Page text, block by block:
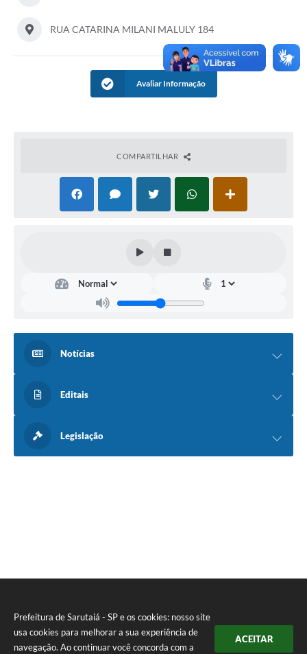
Prefeitura de Sarutaiá - SP e os cookies: nosso site
usa cookies para melhorar a sua experiência de
navegação. Ao continuar você concorda com a
ACEITAR
RUA CATARINA MILANI MALULY 184
Avaliar Informação
COMPARTILHAR
Notícias
Editais
Legislação